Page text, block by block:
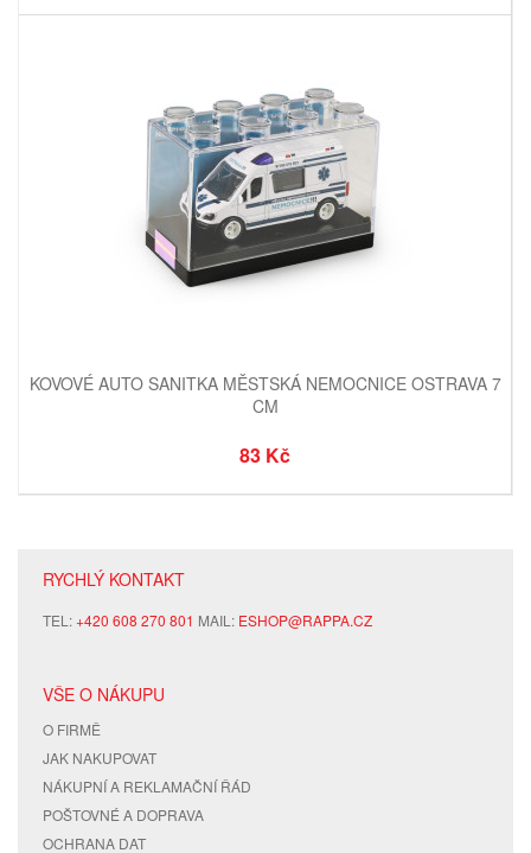
KOVOVÉ AUTO SANITKA MĚSTSKÁ NEMOCNICE OSTRAVA 7
CM
83 Kč
RYCHLÝ KONTAKT
TEL:+420 608 270 801 MAIL: ESHOP@RAPPA.CZ
VŠE O NÁKUPU
O FIRMĚ
JAK NAKUPOVAT
NÁKUPNÍ A REKLAMAČNÍ ŘÁD
POŠTOVNÉ A DOPRAVA
OCHRANA DAT